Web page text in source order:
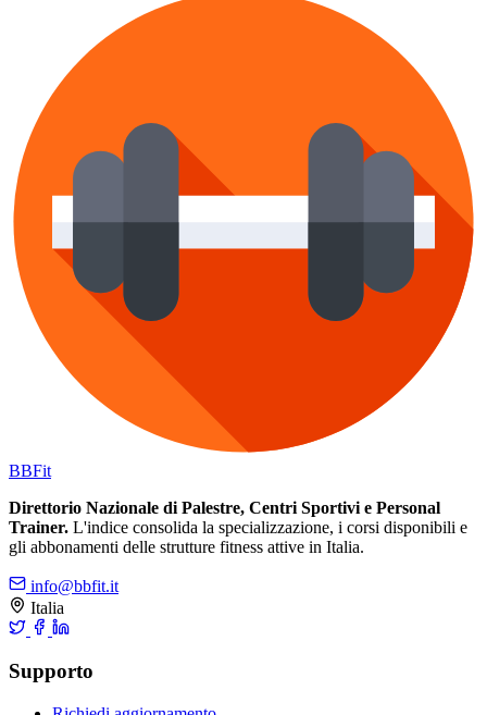
BBFit
Direttorio Nazionale di Palestre, Centri Sportivi e Personal
Trainer. L'indice consolida la specializzazione, i corsi disponibili e
gli abbonamenti delle strutture fitness attive in Italia.
info@bbfit.it
Italia
Supporto